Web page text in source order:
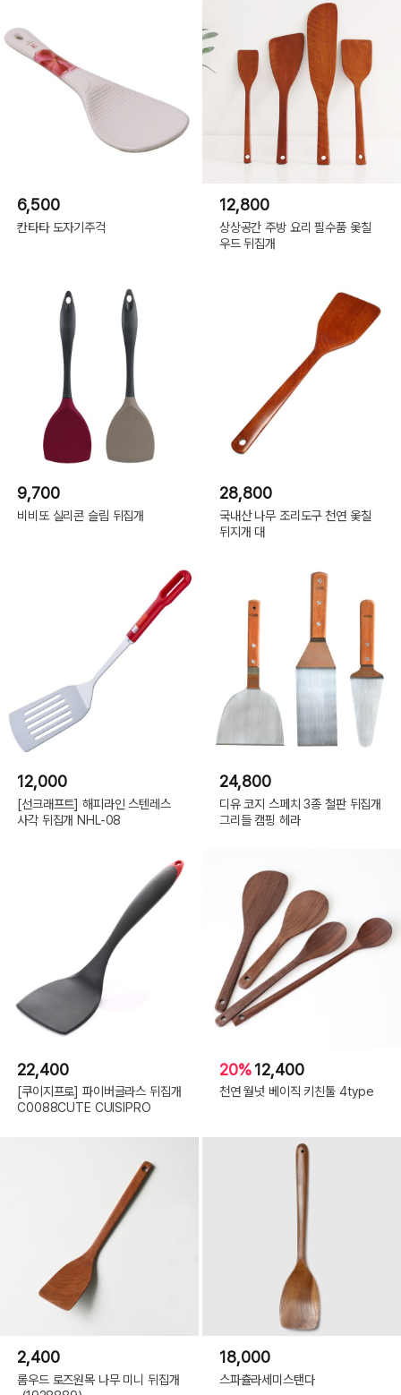
6,500
칸타타 도자기주걱
12,800
상상공간 주방 요리 필수품 옻칠
우드 뒤집개
9,700
비비또 실리콘 슬림 뒤집개
28,800
국내산 나무 조리도구 천연 옻칠
뒤지개 대
12,000
[선크래프트] 해피라인 스텐레스
사각 뒤집개 NHL-08
24,800
디유 코지 스페치 3종 철판 뒤집개
그리들 캠핑 헤라
22,400
[쿠이지프로] 파이버글라스 뒤집개
C0088CUTE CUISIPRO
20%12,400
천연 월넛 베이직 키친툴 4type
2,400
롬우드 로즈원목 나무 미니 뒤집개
18,000
스파츌라세미스탠다